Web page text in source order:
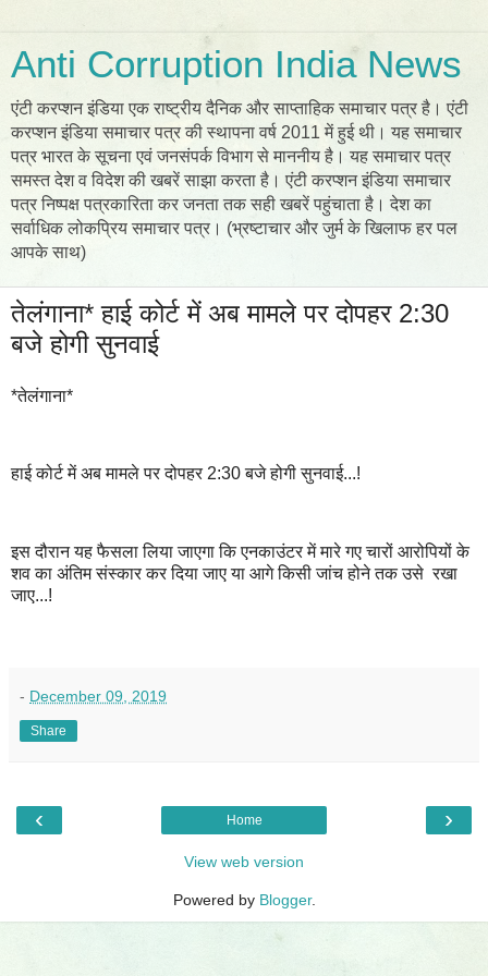
Anti Corruption India News
एंटी करप्शन इंडिया एक राष्ट्रीय दैनिक और साप्ताहिक समाचार पत्र है। एंटी
करप्शन इंडिया समाचार पत्र की स्थापना वर्ष 2011 में हुई थी। यह समाचार
पत्र भारत के सूचना एवं जनसंपर्क विभाग से माननीय है। यह समाचार पत्र
समस्त देश व विदेश की खबरें साझा करता है। एंटी करप्शन इंडिया समाचार
पत्र निष्पक्ष पत्रकारिता कर जनता तक सही खबरें पहुंचाता है। देश का
सर्वाधिक लोकप्रिय समाचार पत्र। (भ्रष्टाचार और जुर्म के खिलाफ हर पल
आपके साथ)
तेलंगाना* हाई कोर्ट में अब मामले पर दोपहर 2:30
बजे होगी सुनवाई
*तेलंगाना*
हाई कोर्ट में अब मामले पर दोपहर 2:30 बजे होगी सुनवाई...!
इस दौरान यह फैसला लिया जाएगा कि एनकाउंटर में मारे गए चारों आरोपियों के
शव का अंतिम संस्कार कर दिया जाए या आगे किसी जांच होने तक उसे रखा
जाए...!
- December 09, 2019
Share
‹ ›
Home
View web version
Powered by Blogger.